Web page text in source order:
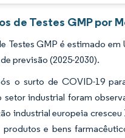
de Testes GMP por
GMP é estimado em
previsão (2025-2030).
o surto de COVID-19
industrial foram
industrial europeia
e bens